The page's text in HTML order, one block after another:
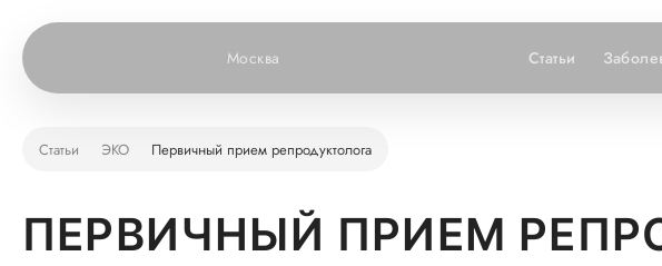
Москва Статьи
Статьи ЭКО Первичный прием репродуктолога
ПЕРВИЧНЫЙ ПРИЕМ